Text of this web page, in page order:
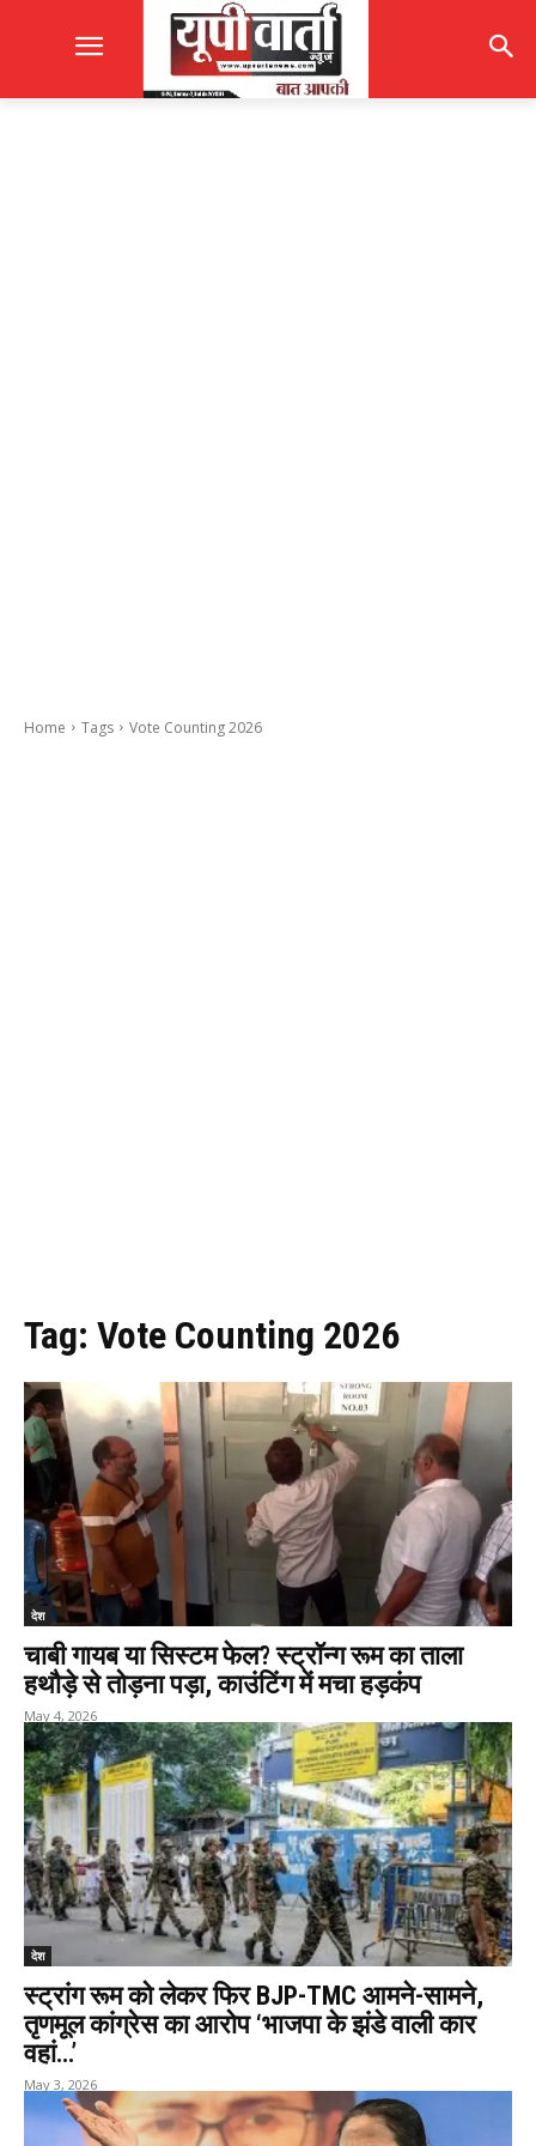
Home Tags Vote Counting 2026
Tag: Vote Counting 2026
देश
चाबी गायब या सिस्टम फेल? स्ट्रॉन्ग रूम का ताला
हथौड़े से तोड़ना पड़ा, काउंटिंग में मचा हड़कंप
May 4, 2026
देश
स्ट्रांग रूम को लेकर फिर BJP-TMC आमने-सामने,
तृणमूल कांग्रेस का आरोप ‘भाजपा के झंडे वाली कार
वहां…’
May 3, 2026